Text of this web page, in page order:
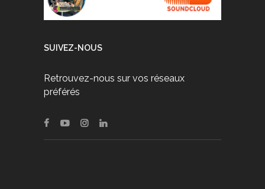
SUIVEZ-NOUS
Retrouvez-nous sur vos réseaux
préférés